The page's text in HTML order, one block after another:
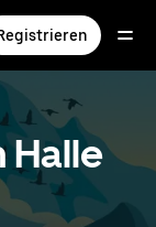
Halle